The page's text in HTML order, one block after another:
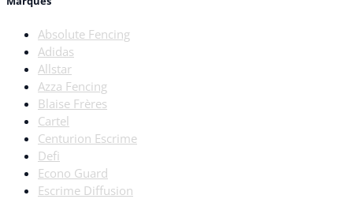
Absolute Fencing
Adidas
Allstar
Azza Fencing
Blaise Frères
Cartel
Centurion Escrime
Defi
Econo Guard
Escrime Diffusion